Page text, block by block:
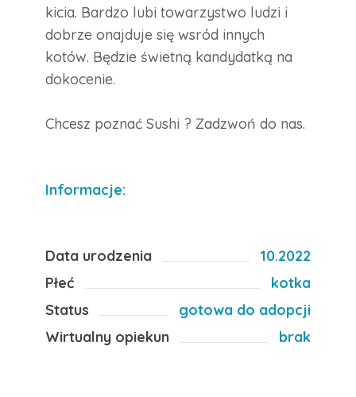
kicia. Bardzo lubi towarzystwo ludzi i
dobrze onajduje się wsród innych
kotów. Będzie świetną kandydatką na
dokocenie.
Chcesz poznać Sushi ? Zadzwoń do nas.
Informacje:
Data urodzenia
10.2022
Płeć
kotka
Status
gotowa do adopcji
Wirtualny opiekun
brak